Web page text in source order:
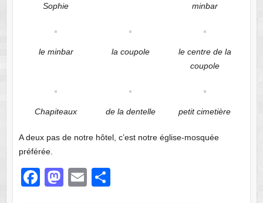
Sophie
minbar
le minbar la coupole
le centre de la
coupole
Chapiteaux de la dentelle petit cimetière
A deux pas de notre hôtel, c’est notre église-mosquée
préférée.
F
M
E